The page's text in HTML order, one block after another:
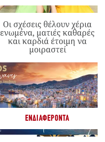
Οι σχέσεις θέλουν χέρια
ενωμένα, ματιές καθαρές
και καρδιά έτοιμη να
μοιραστεί
ΕΝΔΙΑΦΈΡΟΝΤΑ